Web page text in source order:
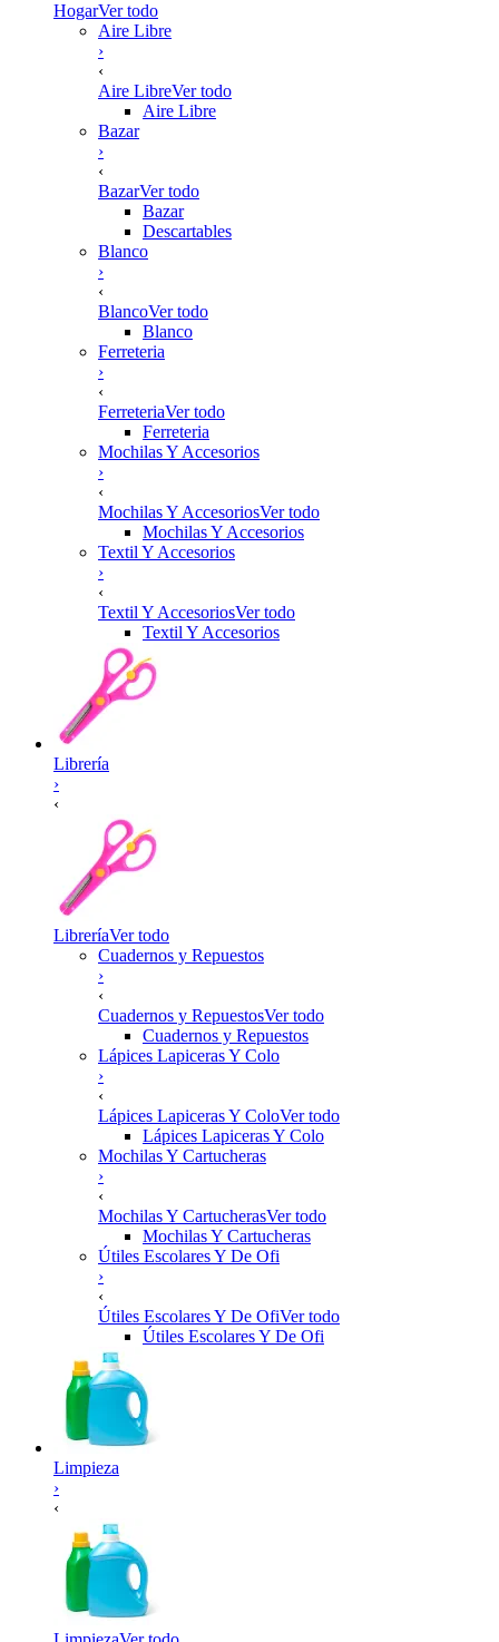
HogarVer todo
Aire Libre
›
‹
Aire LibreVer todo
Aire Libre
Bazar
›
‹
BazarVer todo
Bazar
Descartables
Blanco
›
‹
BlancoVer todo
Blanco
Ferreteria
›
‹
FerreteriaVer todo
Ferreteria
Mochilas Y Accesorios
›
‹
Mochilas Y AccesoriosVer todo
Mochilas Y Accesorios
Textil Y Accesorios
›
‹
Textil Y AccesoriosVer todo
Textil Y Accesorios
Librería
›
‹
LibreríaVer todo
Cuadernos y Repuestos
›
‹
Cuadernos y RepuestosVer todo
Cuadernos y Repuestos
Lápices Lapiceras Y Colo
›
‹
Lápices Lapiceras Y ColoVer todo
Lápices Lapiceras Y Colo
Mochilas Y Cartucheras
›
‹
Mochilas Y CartucherasVer todo
Mochilas Y Cartucheras
Útiles Escolares Y De Ofi
›
‹
Útiles Escolares Y De OfiVer todo
Útiles Escolares Y De Ofi
Limpieza
›
‹